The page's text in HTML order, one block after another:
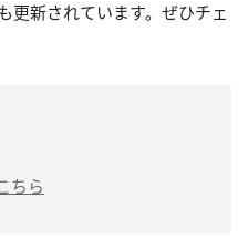
更新されています。ぜひチェ
ちら